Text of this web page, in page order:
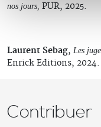
nos jours, PUR, 2025.
Laurent Sebag, Les
Enrick Editions, 2024.
Contribuer